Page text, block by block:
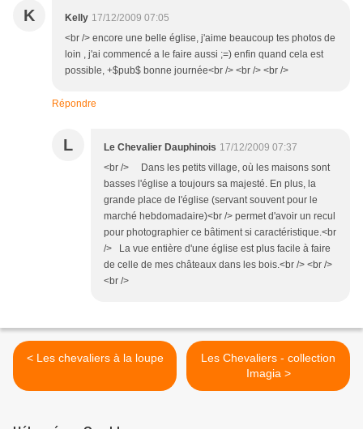
K Kelly 17/12/2009 07:05
<br /> encore une belle église, j'aime beaucoup tes photos de
loin , j'ai commencé a le faire aussi ;=) enfin quand cela est
possible, +$pub$ bonne journée<br /> <br /> <br />
Répondre
L Le Chevalier Dauphinois 17/12/2009 07:37
<br /> Dans les petits village, où les maisons sont
basses l'église a toujours sa majesté. En plus, la
grande place de l'église (servant souvent pour le
marché hebdomadaire)<br /> permet d'avoir un recul
pour photographier ce bâtiment si caractéristique.<br
/> La vue entière d'une église est plus facile à faire
de celle de mes châteaux dans les bois.<br /> <br />
<br />
< Les chevaliers à la loupe
Les Chevaliers - collection
Imagia >